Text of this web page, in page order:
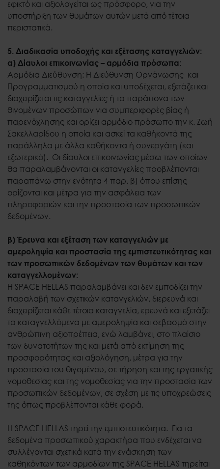
εφικτό και αξιολογείται ως πρόσφορο, για την
υποστήριξη των θυμάτων αυτών μετά από τέτοια
περιστατικά.
5. Διαδικασία υποδοχής και εξέτασης καταγγελιών:
α) Δίαυλοι επικοινωνίας – αρμόδια πρόσωπα:
Αρμόδια Διεύθυνση: Η Διεύθυνση Οργάνωσης και
Προγραμματισμού η οποία και υποδέχεται, εξετάζει και
διαχειρίζεται τις καταγγελίες ή τα παράπονα των
θιγομένων προσώπων για συμπεριφορές βίας ή
παρενόχλησης και ορίζει αρμόδιο πρόσωπο την κ. Ζωή
Σακελλαρίδου η οποία και ασκεί τα καθήκοντά της
παράλληλα με άλλα καθήκοντα ή συνεργάτη (και
εξωτερικό). Οι δίαυλοι επικοινωνίας μέσω των οποίων
θα παραλαμβάνονται οι καταγγελίες προβλέπονται
παραπάνω στην ενότητα 4 παρ. β) όπου επίσης
ορίζονται και μέτρα για την ασφάλεια των
πληροφοριών και την προστασία των προσωπικών
δεδομένων.
β) Έρευνα και εξέταση των καταγγελιών με
αμεροληψία και προστασία της εμπιστευτικότητας και
των προσωπικών δεδομένων των θυμάτων και των
καταγγελλομένων:
Η SPACE HELLAS παραλαμβάνει και δεν εμποδίζει την
παραλαβή των σχετικών καταγγελιών, διερευνά και
διαχειρίζεται κάθε τέτοια καταγγελία, ερευνά και εξετάζει
τα καταγγελλόμενα με αμεροληψία και σεβασμό στην
ανθρώπινη αξιοπρέπεια, ενώ λαμβάνει, στο πλαίσιο
των δυνατοτήτων της και μετά από εκτίμηση της
προσφορότητας και αξιολόγηση, μέτρα για την
προστασία του θιγομένου, σε τήρηση και της εργατικής
νομοθεσίας και της νομοθεσίας για την προστασία των
προσωπικών δεδομένων, σε σχέση με τις υποχρεώσεις
της όπως προβλέπονται κάθε φορά.
Η SPACE HELLAS τηρεί την εμπιστευτικότητα. Για τα
δεδομένα προσωπικού χαρακτήρα που ενδέχεται να
συλλέγονται σχετικά κατά την ενάσκηση των
καθηκόντων των αρμοδίων της SPACE HELLAS τηρείται